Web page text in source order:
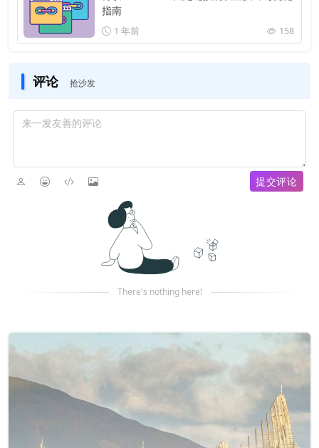
指南
1 年前 158
评论 抢沙发
提交评论
There's nothing here!